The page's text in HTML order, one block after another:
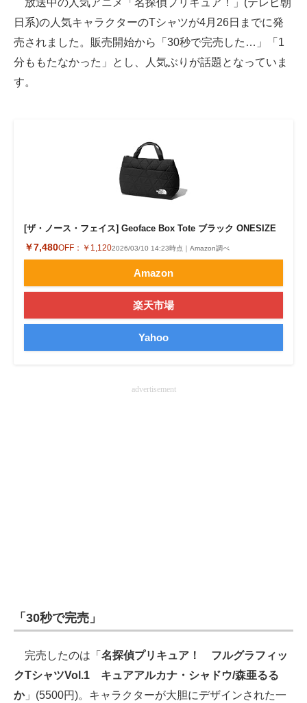
ITの今と未来を見通す
スマホと通信の最新トレンド
経営リーダーのコミュニティ
ITエンジニア向け専門サイト
企業向けIT製品の総合サイト
IT製品の技術・比較・事例
放送中の人気アニメ「名探偵プリキュア！」(テレビ朝
日系)の人気キャラクターのTシャツが4月26日までに発
売されました。販売開始から「30秒で完売した…」「1
分ももたなかった」とし、人気ぶりが話題となっていま
す。
[ザ・ノース・フェイス] Geoface Box Tote ブラック ONESIZE
￥7,480OFF： ￥1,1202026/03/10 14:23時点｜Amazon調べ
Amazon
楽天市場
Yahoo
advertisement
「30秒で完売」
完売したのは「 名探偵プリキュア！ フルグラフィッ
クTシャツVol.1 キュアアルカナ・シャドウ/森亜るる
か」(5500円)。キャラクターが大胆にデザインされた一